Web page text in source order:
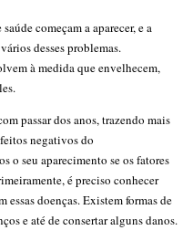
começam a aparecer, e a
desses problemas.
à medida que envelhecem,
passar dos anos, trazendo mais
negativos do
o seu aparecimento se os fatores
é preciso conhecer
essas doenças. Existem formas de
e até de consertar alguns danos.